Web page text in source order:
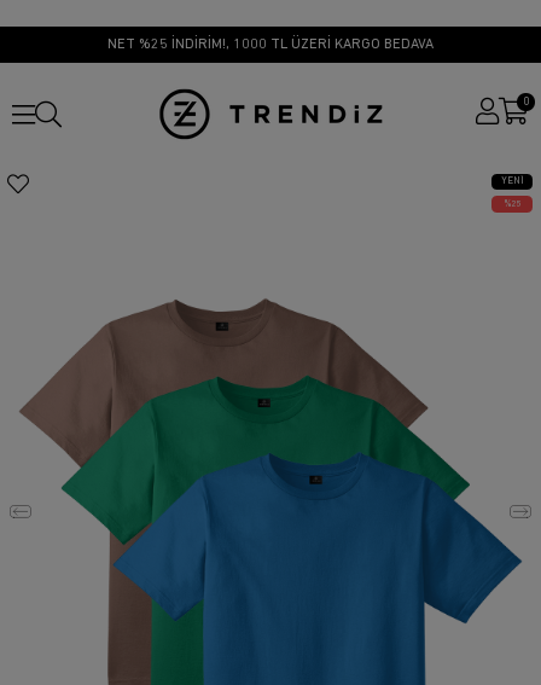
NET %25 İNDİRİM!, 1000 TL ÜZERİ KARGO BEDAVA
0
YENI
ÜRÜN
25